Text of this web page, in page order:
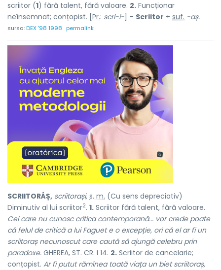
scriitor (1) fără talent, fără valoare. 2. Funcționar
neînsemnat; conțopist. [ Pr.: scri-i- ] – Scriitor + suf. -aș.
sursa:DEX '98 1998 permalink
SCRIITORÁȘ, scriitorași, s. m. (Cu sens depreciativ)
Diminutiv al lui scriitor2. 1. Scriitor fără talent, fără valoare.
Cei care nu cunosc critica contemporană... vor crede poate
că felul de critică a lui Faguet e o excepție, ori că el ar fi un
scriitoraș necunoscut care caută să ajungă celebru prin
paradoxe. GHEREA, ST. CR. I 14. 2. Scriitor de cancelarie;
conțopist. Ar fi putut rămînea toată viața un biet scriitoraș,